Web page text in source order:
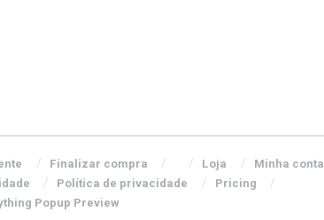
Finalizar compra Loja
Minha conta
Política de privacidade
Pricing
Popup Preview